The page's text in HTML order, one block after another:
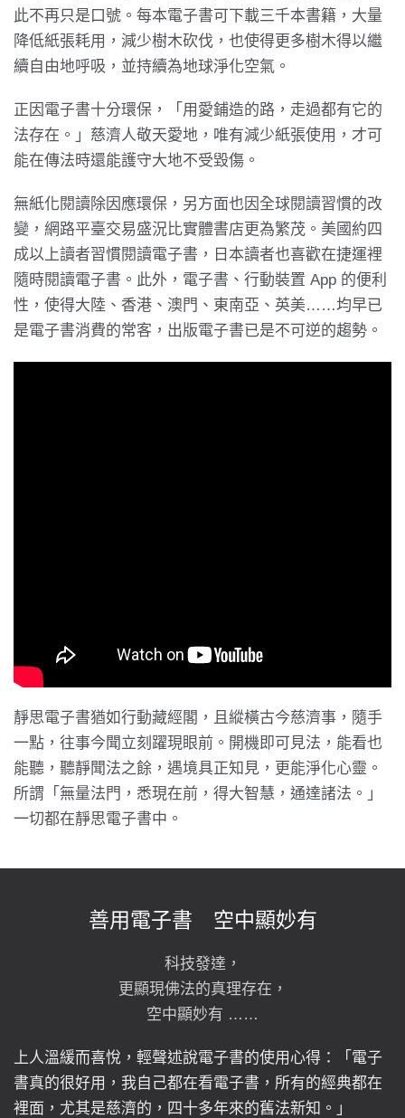
此不再只是口號。每本電子書可下載三千本書籍，大量
降低紙張耗用，減少樹木砍伐，也使得更多樹木得以繼
續自由地呼吸，並持續為地球淨化空氣。
正因電子書十分環保，「用愛鋪造的路，走過都有它的
法存在。」慈濟人敬天愛地，唯有減少紙張使用，才可
能在傳法時還能護守大地不受毀傷。
無紙化閱讀除因應環保，另方面也因全球閱讀習慣的改
變，網路平臺交易盛況比實體書店更為繁茂。美國約四
成以上讀者習慣閱讀電子書，日本讀者也喜歡在捷運裡
隨時閱讀電子書。此外，電子書、行動裝置 App 的便利
性，使得大陸、香港、澳門、東南亞、英美……均早已
是電子書消費的常客，出版電子書已是不可逆的趨勢。
靜思電子書猶如行動藏經閣，且縱橫古今慈濟事，隨手
一點，往事今聞立刻躍現眼前。開機即可見法，能看也
能聽，聽靜聞法之餘，遇境具正知見，更能淨化心靈。
所謂「無量法門，悉現在前，得大智慧，通達諸法。」
一切都在靜思電子書中。
善用電子書 空中顯妙有
科技發達，
更顯現佛法的真理存在，
空中顯妙有 ……
上人溫緩而喜悅，輕聲述說電子書的使用心得：「電子
書真的很好用，我自己都在看電子書，所有的經典都在
裡面，尤其是慈濟的，四十多年來的舊法新知。」